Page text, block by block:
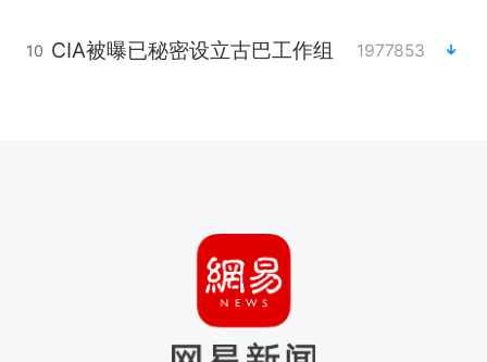
10 CIA被曝已秘密设立古巴工作组 1977853